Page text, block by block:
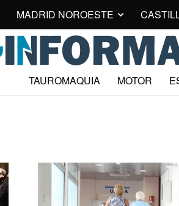
MADRID NOROESTE
TAUROMAQUIA MOTOR